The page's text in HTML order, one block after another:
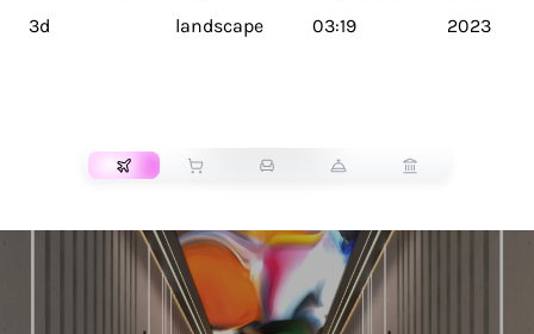
3d
landscape
03:19
2023